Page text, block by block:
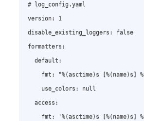
# log_config.yaml
version: 1
disable_existing_loggers: false
formatters:
  default:
fmt: "%(asctime)s [%(name)s]
    use_colors: null
  access:
fmt: '%(asctime)s [%(name)s]